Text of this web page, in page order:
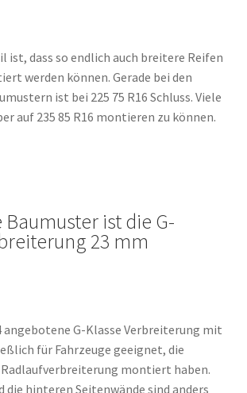
ist, dass so endlich auch breitere Reifen
werden können. Gerade bei den
ist bei 225 75 R16 Schluss. Viele
auf 235 85 R16 montieren zu können.
ist die G-
23 mm
angebotene G-Klasse Verbreiterung mit
für Fahrzeuge geeignet, die
montiert haben.
die hinteren Seitenwände sind anders